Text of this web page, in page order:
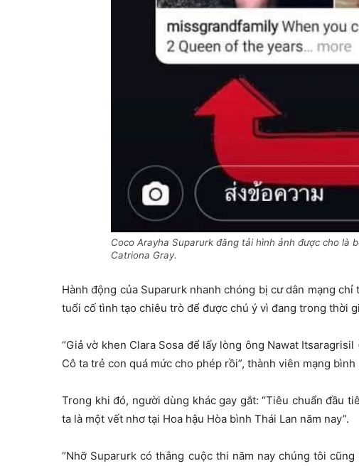
Coco Arayha Suparurk đăng tải hình ảnh được cho là
Catriona Gray.
Hành động của Suparurk nhanh chóng bị cư dân mạng
tuổi cố tình tạo chiêu trò để được chú ý vì đang trong thời
“Giả vờ khen Clara Sosa để lấy lòng ông Nawat
Cô ta trẻ con quá mức cho phép rồi”, thành viên mạng bình
Trong khi đó, người dùng khác gay gắt: “Tiêu chuẩn đầu
ta là một vết nhơ tại Hoa hậu Hòa bình Thái Lan năm nay”.
“Nhỡ Suparurk có thắng cuộc thi năm nay chúng tôi